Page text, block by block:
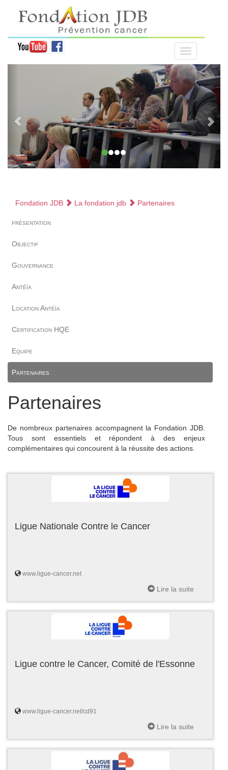
Fondation JDB La fondation jdb Partenaires
présentation
Objectif
Gouvernance
Antéïa
Location Antéïa
Certification HQE
Equipe
Partenaires
Partenaires
De nombreux partenaires accompagnent la Fondation JDB.
Tous sont essentiels et répondent à des enjeux
complémentaires qui concourent à la réussite des actions.
Ligue Nationale Contre le Cancer
www.ligue-cancer.net
Lire la suite
Ligue contre le Cancer, Comité de l'Essonne
www.ligue-cancer.net/cd91
Lire la suite